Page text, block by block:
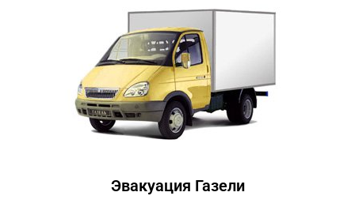
Эвакуация Газели